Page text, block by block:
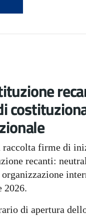
raccolta firme di
recanti:
2026.
di apertura